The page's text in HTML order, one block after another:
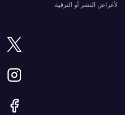
لأغراض النشر أو الترقية.